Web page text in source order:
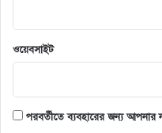
ওয়েবসাইট
পরবর্তীতে ব্যবহারের জন্য আপনার